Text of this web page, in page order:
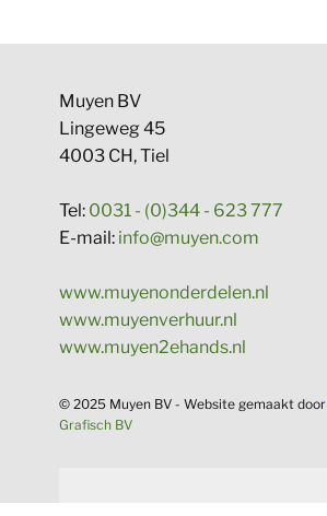
​Muyen BV
Lingeweg 45
4003 CH, Tiel
Tel: 0031 - (0)344 - 623 777
E-mail: info@muyen.com
www.muyenonderdelen.nl
www.muyenverhuur.nl
www.muyen2ehands.nl
​​© 2025 Muyen BV - Website gema​akt door
Grafisch BV​